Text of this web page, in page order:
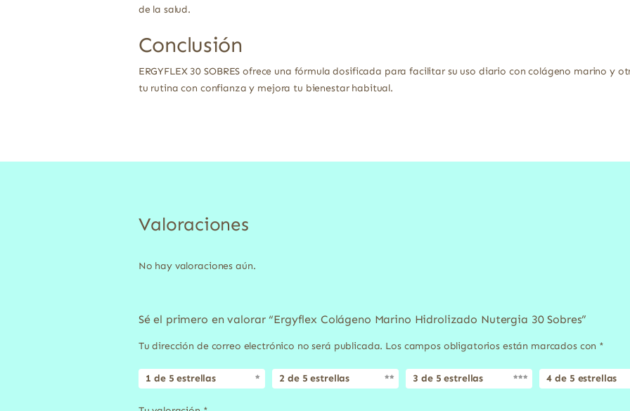
de la salud.
Conclusión
ERGYFLEX 30 SOBRES ofrece una fórmula dosificada para facilitar su uso diario con colágeno marino y
tu rutina con confianza y mejora tu bienestar habitual.
Valoraciones
No hay valoraciones aún.
Sé el primero en valorar “Ergyflex Colágeno Marino Hidrolizado Nutergia 30 Sobres”
Tu dirección de correo electrónico no será publicada. Los campos obligatorios están marcados con *
1 de 5 estrellas 2 de 5 estrellas 3 de 5 estrellas 4 de 5 estrellas